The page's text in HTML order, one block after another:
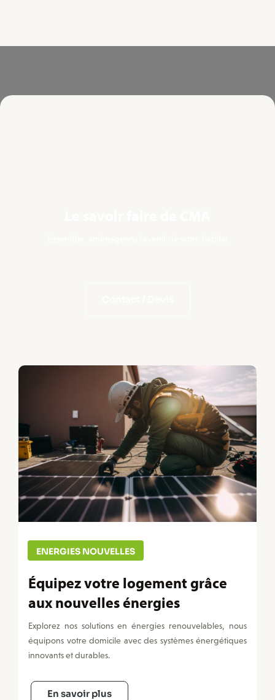
ENERGIES NOUVELLES
Équipez votre logement grâce
aux nouvelles énergies
Explorez nos solutions en énergies renouvelables, nous
équipons votre domicile avec des systèmes énergétiques
innovants et durables.
En savoir plus